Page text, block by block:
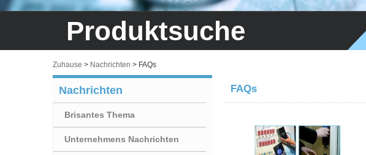
Produktsuche
Zuhause > Nachrichten > FAQs
Nachrichten
Brisantes Thema
Unternehmens Nachrichten
FAQs